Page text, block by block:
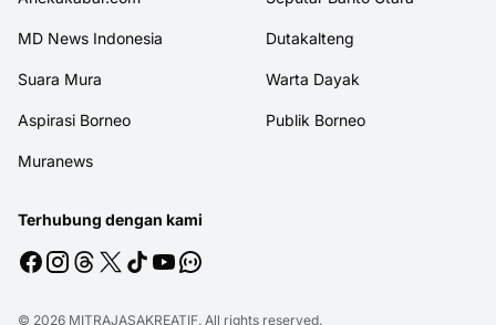
MD News Indonesia Dutakalteng
Suara Mura Warta Dayak
Aspirasi Borneo Publik Borneo
Muranews
Terhubung dengan kami
© 2026 MITRAJASAKREATIF. All rights reserved.